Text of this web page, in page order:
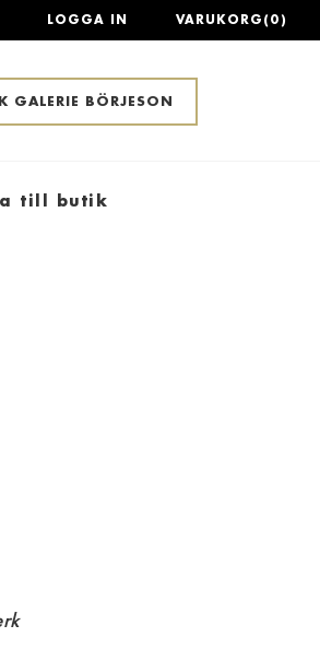
LOGGA IN VARUKORG(0)
GALERIE BÖRJESON
till butik